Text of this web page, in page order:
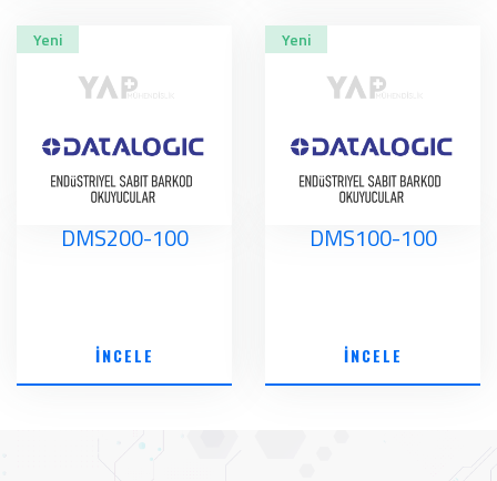
Yeni
DMS200-100
İNCELE
Yeni
DMS100-100
İNCELE